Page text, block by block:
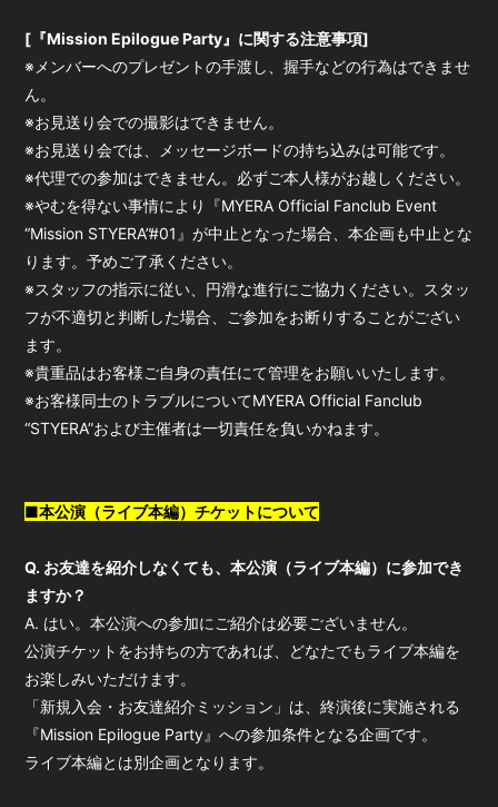
[『Mission Epilogue Party』に関する注意事項]
※メンバーへのプレゼントの手渡し、握手などの行為はできませ
ん。
※お見送り会での撮影はできません。
※お見送り会では、メッセージボードの持ち込みは可能です。
※代理での参加はできません。必ずご本人様がお越しください。
※やむを得ない事情により『MYERA Official Fanclub Event
“Mission STYERA”#01』が中止となった場合、本企画も中止とな
ります。予めご了承ください。
※スタッフの指示に従い、円滑な進行にご協力ください。スタッ
フが不適切と判断した場合、ご参加をお断りすることがござい
ます。
※貴重品はお客様ご自身の責任にて管理をお願いいたします。
※お客様同士のトラブルについてMYERA Official Fanclub
“STYERA”および主催者は一切責任を負いかねます。
■本公演（ライブ本編）チケットについて
Q. お友達を紹介しなくても、本公演（ライブ本編）に参加でき
ますか？
A. はい。本公演への参加にご紹介は必要ございません。
公演チケットをお持ちの方であれば、どなたでもライブ本編を
お楽しみいただけます。
「新規入会・お友達紹介ミッション」は、終演後に実施される
『Mission Epilogue Party』への参加条件となる企画です。
ライブ本編とは別企画となります。